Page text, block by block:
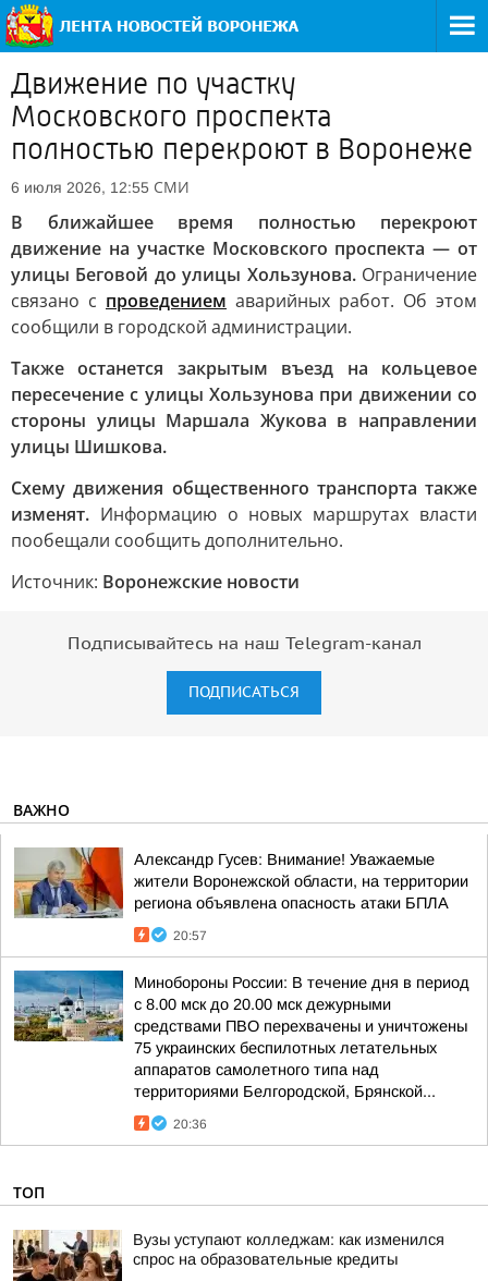
Движение по участку
Московского проспекта
полностью перекроют в Воронеже
6 июля 2026, 12:55 СМИ
В ближайшее время полностью перекроют
движение на участке Московского проспекта — от
улицы Беговой до улицы Хользунова.Ограничение
связано с проведением аварийных работ. Об этом
сообщили в городской администрации.
Также останется закрытым въезд на кольцевое
пересечение с улицы Хользунова при движении со
стороны улицы Маршала Жукова в направлении
улицы Шишкова.
Схему движения общественного транспорта также
изменят. Информацию о новых маршрутах власти
пообещали сообщить дополнительно.
Источник: Воронежские новости
Подписывайтесь на наш Telegram-канал
ПОДПИСАТЬСЯ
ВАЖНО
Александр Гусев: Внимание! Уважаемые
жители Воронежской области, на территории
региона объявлена опасность атаки БПЛА
20:57
Минобороны России: В течение дня в период
с 8.00 мск до 20.00 мск дежурными
средствами ПВО перехвачены и уничтожены
75 украинских беспилотных летательных
аппаратов самолетного типа над
территориями Белгородской, Брянской...
20:36
ТОП
Вузы уступают колледжам: как изменился
спрос на образовательные кредиты